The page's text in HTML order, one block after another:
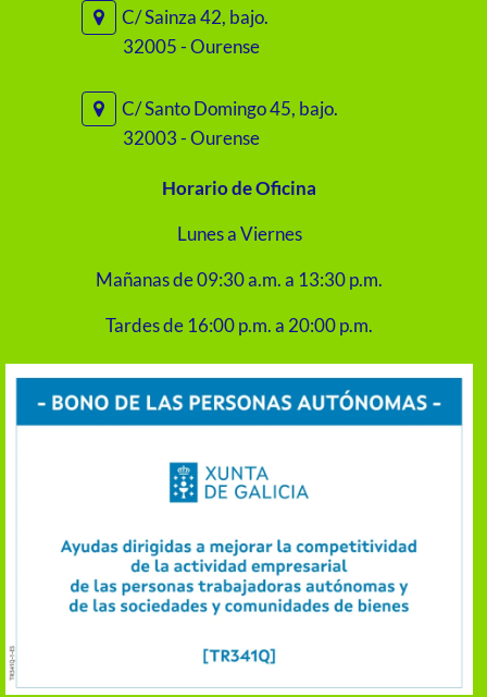
C/ Sainza 42, bajo.
32005 - Ourense
C/ Santo Domingo 45, bajo.
32003 - Ourense
Horario de Oficina
Lunes a Viernes
Mañanas de 09:30 a.m. a 13:30 p.m.
Tardes de 16:00 p.m. a 20:00 p.m.